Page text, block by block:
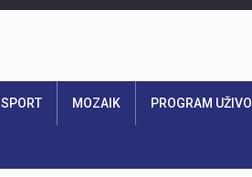
SPORT MOZAIK PROGRAM UŽIVO